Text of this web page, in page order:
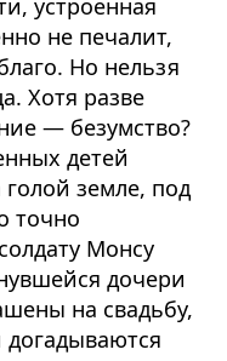
устроенная
не печалит,
Но нельзя
Хотя разве
— безумство?
детей
голой земле, под
точно
Монсу
дочери
на свадьбу,